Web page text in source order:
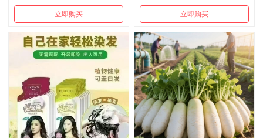
立即购买 立即购买